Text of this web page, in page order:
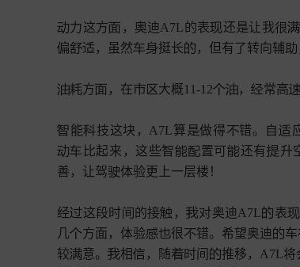
力这方 ， 迪A7L的表还让我
适，虽然挺长 ，但有了转向辅 
方 ，在 大概11-12， 常高
能技这块，A7L算做得错。自
 比起来，这些智置可还有升
善，让驾体验更上一层楼！
经这段时 的接 ，对奥迪A7L 表
几方面，体验很错。希望奥迪 车
较意。 相 ，随时间 推移，A7L将